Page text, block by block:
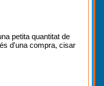
petita quantitat de
d'una compra, cisar